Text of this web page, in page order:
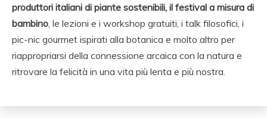
produttori italiani di piante sostenibili, il festival a misura di
bambino, le lezioni e i workshop gratuiti, i talk filosofici, i
pic-nic gourmet ispirati alla botanica e molto altro per
riappropriarsi della connessione arcaica con la natura e
ritrovare la felicità in una vita più lenta e più nostra.